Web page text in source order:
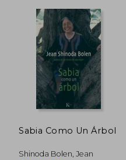
35%
dcto. $ 1.097
Sabia Como Un Árbol
Shinoda Bolen, Jean